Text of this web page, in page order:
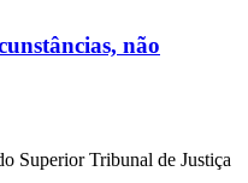
não
Superior Tribunal de Justiça